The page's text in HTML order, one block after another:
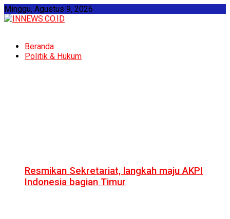
Minggu, Agustus 9, 2026
Beranda
Politik & Hukum
Resmikan Sekretariat, langkah maju AKPI
Indonesia bagian Timur